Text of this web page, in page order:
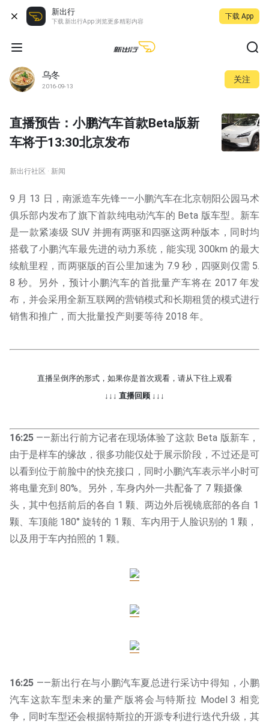
新出行
下载 新出行App 浏览更多精彩内容
下载 App
乌冬
2016-09-13
关注
直播预告：小鹏汽车首款Beta版新
车将于13:30北京发布
新出行社区 · 新闻
9 月 13 日，南派造车先锋——小鹏汽车在北京朝阳公园马术
俱乐部内发布了旗下首款纯电动汽车的 Beta 版车型。新车
是一款紧凑级 SUV 并拥有两驱和四驱这两种版本，同时均
搭载了小鹏汽车最先进的动力系统，能实现 300km 的最大
续航里程，而两驱版的百公里加速为 7.9 秒，四驱则仅需 5.
8 秒。另外，预计小鹏汽车的首批量产车将在 2017 年发
布，并会采用全新互联网的营销模式和长期租赁的模式进行
销售和推广，而大批量投产则要等待 2018 年。
直播呈倒序的形式，如果你是首次观看，请从下往上观看
↓↓↓ 直播回顾 ↓↓↓
16:25 ——新出行前方记者在现场体验了这款 Beta 版新车，
由于是样车的缘故，很多功能仅处于展示阶段，不过还是可
以看到位于前脸中的快充接口，同时小鹏汽车表示半小时可
将电量充到 80%。另外，车身内外一共配备了 7 颗摄像
头，其中包括前后的各自 1 颗、两边外后视镜底部的各自 1
颗、车顶能 180° 旋转的 1 颗、车内用于人脸识别的 1 颗，
以及用于车内拍照的 1 颗。
16:25 ——新出行在与小鹏汽车夏总进行采访中得知，小鹏
汽车这款车型未来的量产版将会与特斯拉 Model 3 相竞
争，同时车型还会根据特斯拉的开源专利进行迭代升级，其